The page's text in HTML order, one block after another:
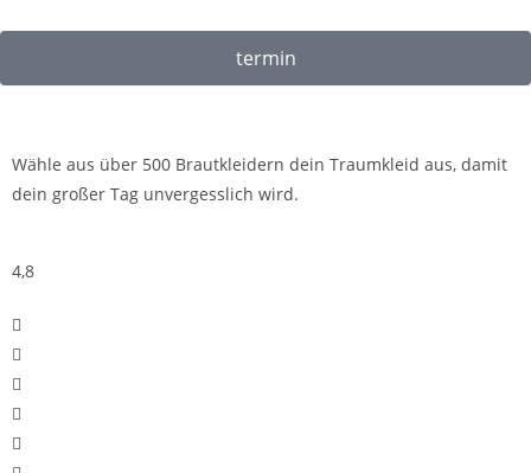
termin
Wähle aus über 500 Brautkleidern dein Traumkleid aus, damit
dein großer Tag unvergesslich wird.
4,8